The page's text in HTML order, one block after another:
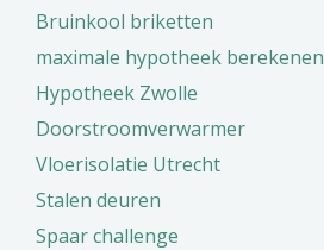
Bruinkool briketten
maximale hypotheek berekenen
Hypotheek Zwolle
Doorstroomverwarmer
Vloerisolatie Utrecht
Stalen deuren
Spaar challenge